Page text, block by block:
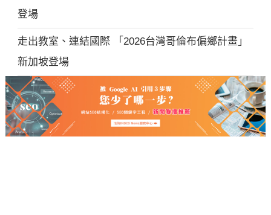
登場
走出教室、連結國際 「2026台灣哥倫布偏鄉計畫」
新加坡登場